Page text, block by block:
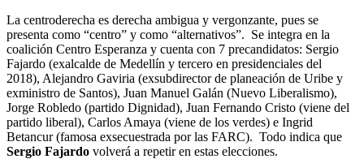
La centroderecha es derecha ambigua y vergonzante, pues se
presenta como “centro” y como “alternativos”. Se integra en la
coalición Centro Esperanza y cuenta con 7 precandidatos: Sergio
Fajardo (exalcalde de Medellín y tercero en presidenciales del
2018), Alejandro Gaviria (exsubdirector de planeación de Uribe y
exministro de Santos), Juan Manuel Galán (Nuevo Liberalismo),
Jorge Robledo (partido Dignidad), Juan Fernando Cristo (viene del
partido liberal), Carlos Amaya (viene de los verdes) e Ingrid
Betancur (famosa exsecuestrada por las FARC). Todo indica que
Sergio Fajardo volverá a repetir en estas elecciones.